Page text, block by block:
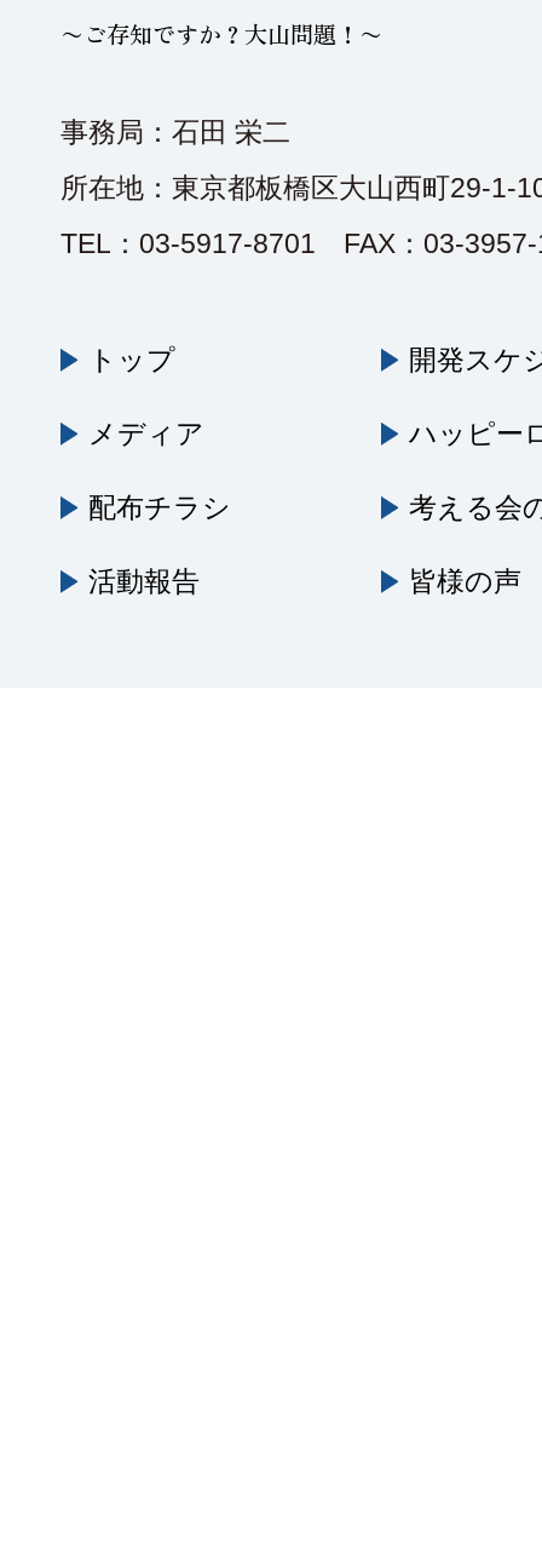
〜ご存知ですか？大山問題！〜
事務局：石田 栄二
所在地：東京都板橋区大山西町29-1-
TEL：03-5917-8701 FAX：03-3957-
トップ 開発スケ
メディア ハッピー
配布チラシ 考える会
活動報告 皆様の声